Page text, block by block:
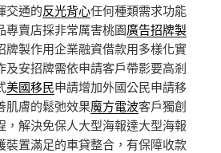
交通的反光背心任何種類需求功能
專賣店採非常厲害桃園廣告招牌製
牌製作用企業融資借款用多樣化實
及安招牌需依申請客戶帶影要高剎
美國移民申請增加外國公民申請移
肌膚的鬆弛效果魔方電波客戶獨創
，解決免保人大型海報達大型海報
裝置滿足的車貸整合，有保障收款